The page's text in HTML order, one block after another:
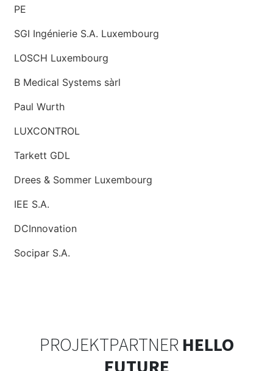
PE
SGI Ingénierie S.A. Luxembourg
LOSCH Luxembourg
B Medical Systems sàrl
Paul Wurth
LUXCONTROL
Tarkett GDL
Drees & Sommer Luxembourg
IEE S.A.
DCInnovation
Socipar S.A.
PROJEKTPARTNER HELLO
FUTURE